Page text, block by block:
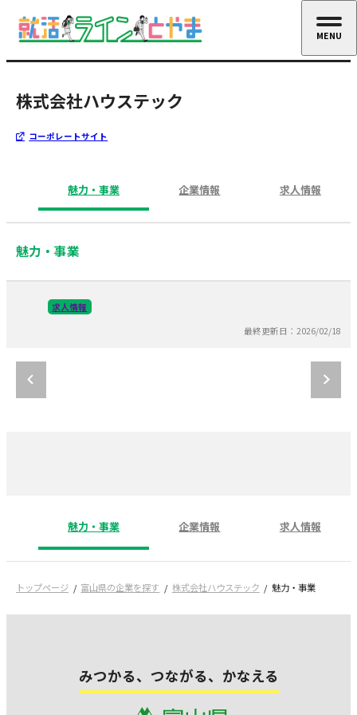
株式会社ハウステック
コーポレートサイト
魅力・事業 企業情報 求人情報
魅力・事業
求人情報
最終更新日：2026/02/18
魅力・事業 企業情報 求人情報
トップページ 富山県の企業を探す 株式会社ハウステック 魅力・事業
みつかる、つながる、かなえる
MENU